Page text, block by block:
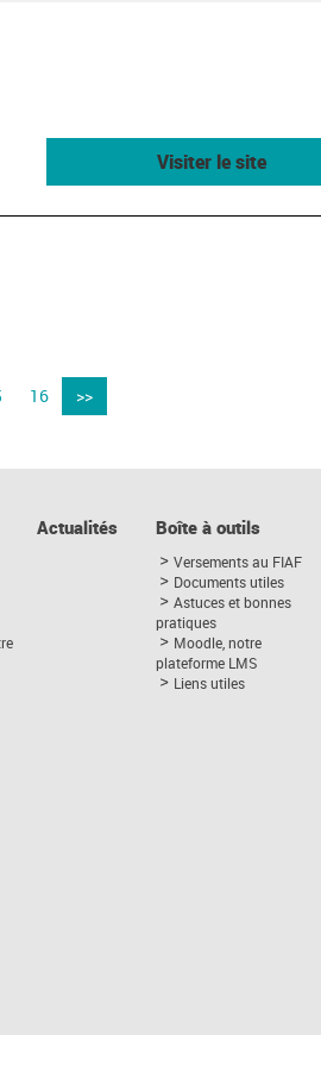
Visiter le site
16 >>
Actualités Boîte à outils
Versements au FIAF
Documents utiles
Astuces et bonnes
pratiques
Moodle, notre
plateforme LMS
Liens utiles